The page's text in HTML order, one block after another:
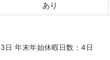
あり
日 年末年始休暇日数：4日